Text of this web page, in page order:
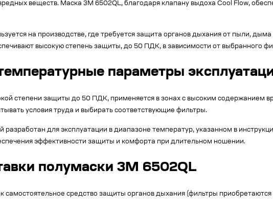
веществ. Маска 3M 6502QL, благодаря клапану выдоха Cool Flow,
на производстве, где требуется защита органов дыхания от пыли,
высокую степень защиты, до 50 ПДК, в зависимости от выбранного
параметры
степени защиты до 50 ПДК, применяется в зонах с высоким содержанием
условия труда и выбирать соответствующие фильтры.
разработан для эксплуатации в диапазоне температур, указанном в
эффективности защиты и комфорта при длительном ношении.
полумаски 3M 6502QL
самостоятельное средство защиты органов дыхания (фильтры приобретаются